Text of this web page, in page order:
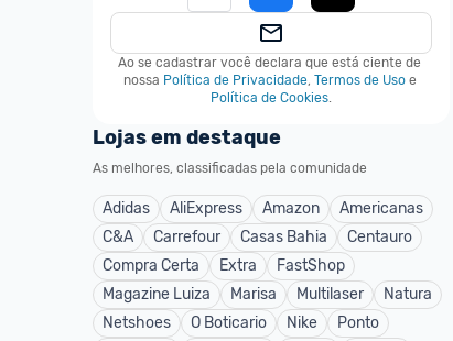
Ao se cadastrar você declara que está ciente de
nossa Política de Privacidade, Termos de Uso e
Política de Cookies.
Lojas em destaque
As melhores, classificadas pela comunidade
Adidas AliExpress Amazon
Americanas
C&A
Carrefour Casas Bahia
Centauro
Compra Certa
Extra
FastShop
Magazine Luiza
Marisa Multilaser
Natura
Netshoes
O Boticario Nike
Ponto